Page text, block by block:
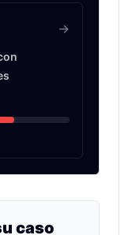
->
caso